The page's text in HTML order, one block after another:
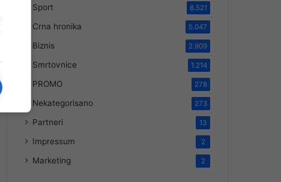
Sport 8.521
Crna hronika 5.047
Biznis 2.909
Smrtovnice 1.214
PROMO 278
Nekategorisano 273
Partneri 13
Impressum 2
Marketing 2